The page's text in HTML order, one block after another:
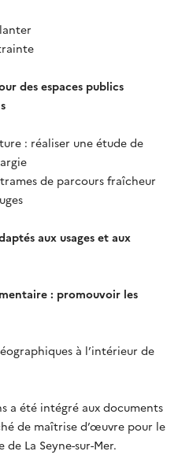
des espaces publics
: réaliser une étude de
de parcours fraîcheur
aux usages et aux
: promouvoir les
à l’intérieur de
a été intégré aux documents
de maîtrise d’œuvre pour le
La Seyne-sur-Mer.